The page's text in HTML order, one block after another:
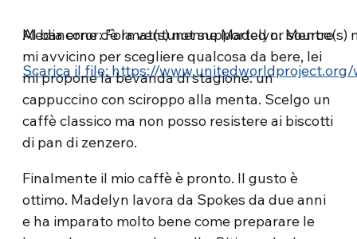
Media error: Format(s) not supported or source(s)
Scarica il file: https://
00:00
Al bancone c’è la ventunenne Madelyn. Mentre
mi avvicino per scegliere qualcosa da bere, lei
mi propone la bevanda di stagione: un
cappuccino con sciroppo alla menta. Scelgo un
caffè classico ma non posso resistere ai biscotti
di pan di zenzero.
Finalmente il mio caffè è pronto. Il gusto è
ottimo. Madelyn lavora da Spokes da due anni
e ha imparato molto bene come preparare le